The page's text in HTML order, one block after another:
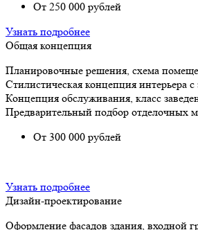
От 250 000 рублей
Узнать подробнее
Общая концепция
Планировочные решения, схема
Стилистическая концепция интерьера с
Концепция обслуживания, класс
Предварительный подбор отделочных
От 300 000 рублей
Узнать подробнее
Дизайн-проектирование
Оформление фасадов здания, входной